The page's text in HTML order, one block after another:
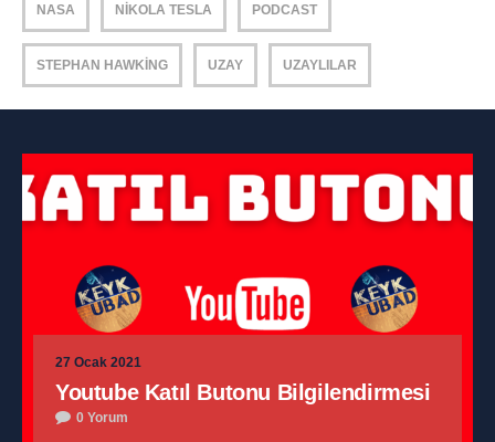
NASA NIKOLA TESLA PODCAST
STEPHAN HAWKING UZAY UZAYLILAR
27 Ocak 2021
Youtube Katıl Butonu Bilgilendirmesi
0 Yorum